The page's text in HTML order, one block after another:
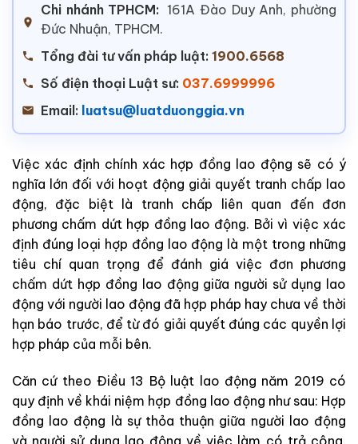
Chi nhánh TPHCM: 161A Đào Duy Anh, phường
Đức Nhuận, TPHCM.
Tổng đài tư vấn pháp luật: 1900.6568
Số điện thoại Luật sư: 037.6999996
Email: luatsu@luatduonggia.vn
Việc xác định chính xác hợp đồng lao động sẽ có ý
nghĩa lớn đối với hoạt động giải quyết tranh chấp lao
động, đặc biệt là tranh chấp liên quan đến đơn
phương chấm dứt hợp đồng lao động. Bởi vì việc xác
định đúng loại hợp đồng lao động là một trong những
tiêu chí quan trọng để đánh giá việc đơn phương
chấm dứt hợp đồng lao động giữa người sử dụng lao
động với người lao động đã hợp pháp hay chưa về thời
hạn báo trước, để từ đó giải quyết đúng các quyền lợi
hợp pháp của mỗi bên.
Căn cứ theo Điều 13 Bộ luật lao động năm 2019 có
quy định về khái niệm hợp đồng lao động như sau: Hợp
đồng lao động là sự thỏa thuận giữa người lao động
và người sử dụng lao động về việc làm có trả công,